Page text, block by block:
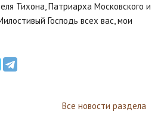
Тихона, Патриарха Московского и
Господь всех вас, мои
Все новости раздела